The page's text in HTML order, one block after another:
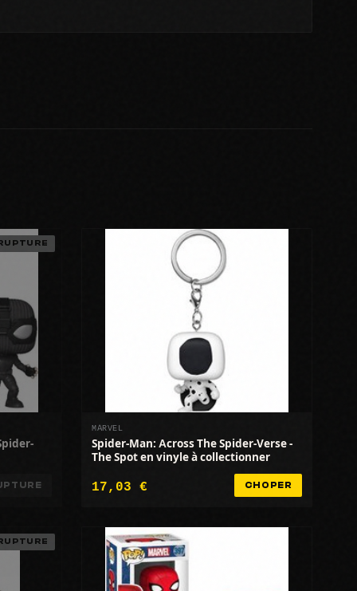
MARVEL
Spider-Man: Across The Spider-Verse -
The Spot en vinyle à collectionner
17,03 € CHOPER